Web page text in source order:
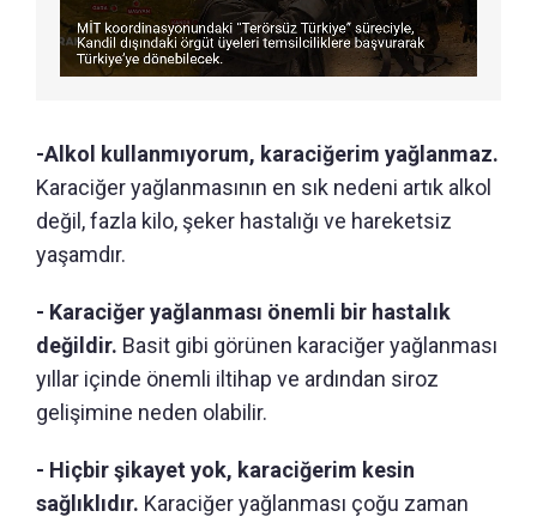
-Alkol kullanmıyorum, karaciğerim yağlanmaz.
Karaciğer yağlanmasının en sık nedeni artık alkol
değil, fazla kilo, şeker hastalığı ve hareketsiz
yaşamdır.
- Karaciğer yağlanması önemli bir hastalık
değildir. Basit gibi görünen karaciğer yağlanması
yıllar içinde önemli iltihap ve ardından siroz
gelişimine neden olabilir.
- Hiçbir şikayet yok, karaciğerim kesin
sağlıklıdır. Karaciğer yağlanması çoğu zaman